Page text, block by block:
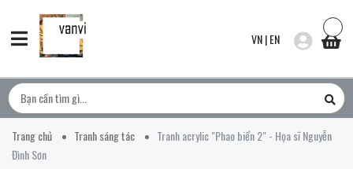
VN|EN
Trang chủ Tranh sáng tác
Tranh acrylic "Phao biển 2" - Họa sĩ Nguyễn
Đình Sơn